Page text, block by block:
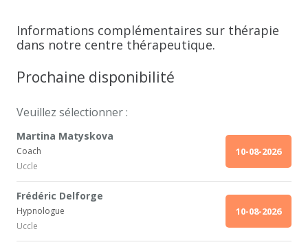
Informations complémentaires sur thérapie
dans notre centre thérapeutique.
Prochaine disponibilité
Veuillez sélectionner :
Martina Matyskova
Coach
Uccle
10-08-2026
Frédéric Delforge
Hypnologue
Uccle
10-08-2026